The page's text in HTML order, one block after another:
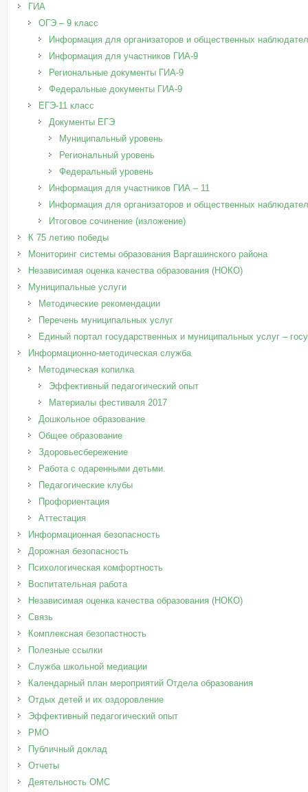
ГИА
ОГЭ – 9 класс
Информация для организаторов и общественных
Информация для участников ГИА-9
Региональные документы ГИА-9
Федеральные документы ГИА-9
ЕГЭ-11 класс
Документы ЕГЭ
Муниципальный уровень
Региональный уровень
Федеральный уровень
Информация для участников ГИА – 11
Информация для организаторов и общественных
Итоговое сочинение (изложение)
К 75 летию победы
Мониторинг системы образования Варгашинского района
Независимая оценка качества образования (НОКО)
Муниципальные услуги
Методические рекомендации
Перечень муниципальных услуг
Единый портал государственных и муниципальных услуг –
Информационно-методическая служба
Методическая копилка
Эффективный педагогический опыт
Материалы фестиваля 2017
Дошкольное образование
Общее образование
Здоровьесбережение
Работа с одаренными детьми.
Педагогические клубы
Профориентация
Аттестация
Информационная безопасность
Дорожная безопасность
Психологическая комфортность
Воспитательная работа
Независимая оценка качества образования (НОКО)
Связь
Комплексная безопастность
Полезные ссылки
Служба школьной медиации
Календарный план мероприятий Отдела образования
Отдых детей и их оздоровление
Эффективный педагогический опыт
РМО
Публичный доклад
Отчеты
Деятельность ОМС